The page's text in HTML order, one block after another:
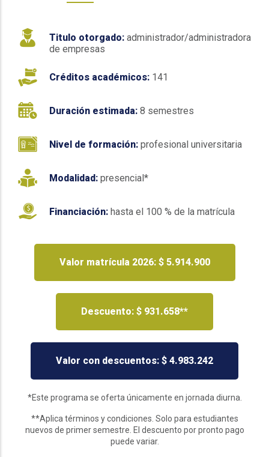
Titulo otorgado: administrador/administradora
de empresas
Créditos académicos: 141
Duración estimada: 8 semestres
Nivel de formación: profesional universitaria
Modalidad: presencial*
Financiación: hasta el 100 % de la matrícula
Valor matrícula 2026: $ 5.914.900
Descuento: $ 931.658**
Valor con descuentos: $ 4.983.242
*Este programa se oferta únicamente en jornada diurna.
**Aplica términos y condiciones. Solo para estudiantes
nuevos de primer semestre. El descuento por pronto pago
puede variar.